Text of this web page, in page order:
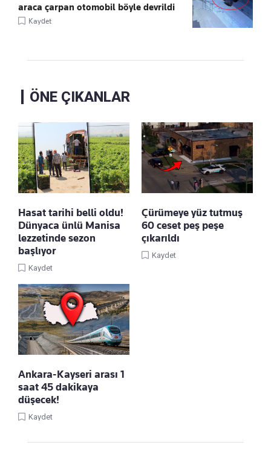
araca çarpan otomobil böyle devrildi
Kaydet
ÖNE ÇIKANLAR
Hasat tarihi belli oldu!
Dünyaca ünlü Manisa
lezzetinde sezon
başlıyor
Kaydet
Çürümeye yüz tutmuş
60 ceset peş peşe
çıkarıldı
Kaydet
Ankara-Kayseri arası 1
saat 45 dakikaya
düşecek!
Kaydet